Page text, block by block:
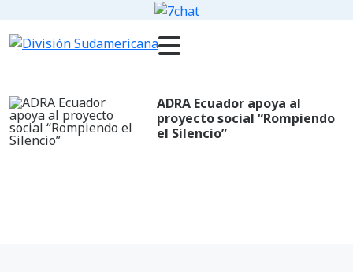
ADRA Ecuador apoya al
proyecto social “Rompiendo
el Silencio”